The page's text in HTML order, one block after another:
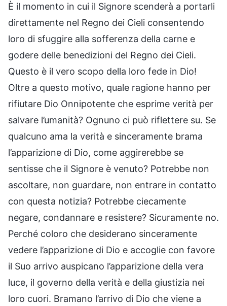
È il momento in cui il Signore scenderà a portarli
direttamente nel Regno dei Cieli consentendo
loro di sfuggire alla sofferenza della carne e
godere delle benedizioni del Regno dei Cieli.
Questo è il vero scopo della loro fede in Dio!
Oltre a questo motivo, quale ragione hanno per
rifiutare Dio Onnipotente che esprime verità per
salvare l’umanità? Ognuno ci può riflettere su. Se
qualcuno ama la verità e sinceramente brama
l’apparizione di Dio, come aggirerebbe se
sentisse che il Signore è venuto? Potrebbe non
ascoltare, non guardare, non entrare in contatto
con questa notizia? Potrebbe ciecamente
negare, condannare e resistere? Sicuramente no.
Perché coloro che desiderano sinceramente
vedere l’apparizione di Dio e accoglie con favore
il Suo arrivo auspicano l’apparizione della vera
luce, il governo della verità e della giustizia nei
loro cuori. Bramano l’arrivo di Dio che viene a